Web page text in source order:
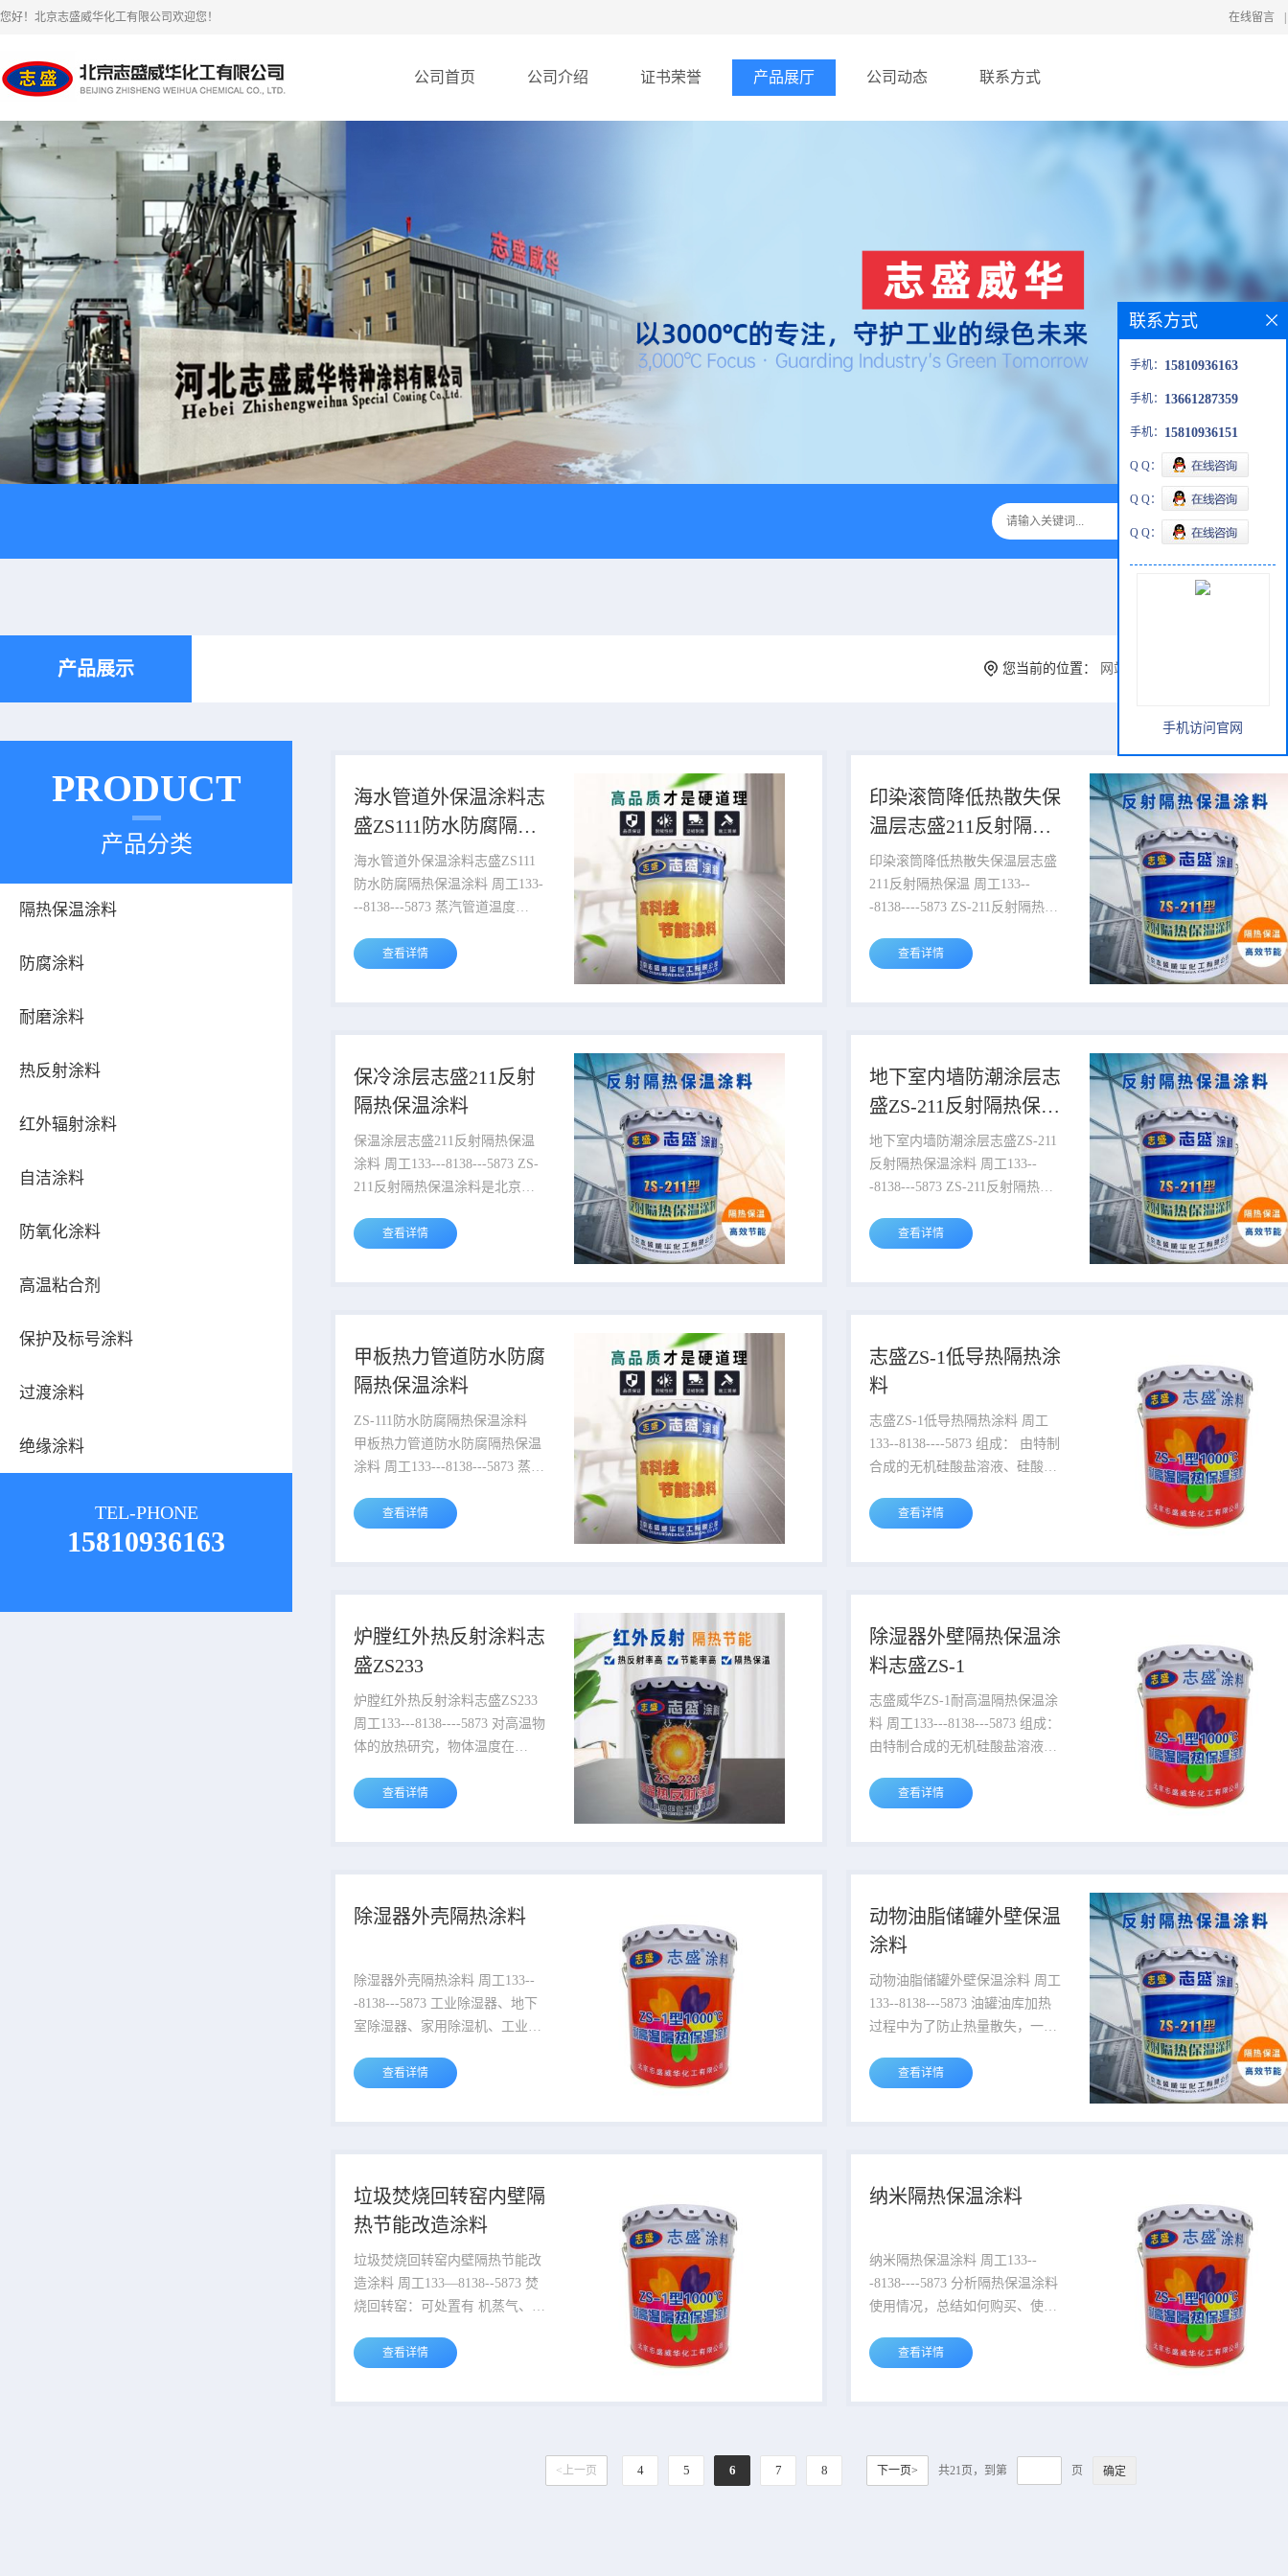
您好！北京志盛威华化工有限公司欢迎您！ 在线留言
公司首页 公司介绍 证书荣誉 产品展厅 公司动态 联系方式
产品展示 您当前的位置： 网站首页
PRODUCT
产品分类
隔热保温涂料
防腐涂料
耐磨涂料
热反射涂料
红外辐射涂料
自洁涂料
防氧化涂料
高温粘合剂
保护及标号涂料
过渡涂料
绝缘涂料
TEL-PHONE
15810936163
海水管道外保温涂料志
盛ZS111防水防腐隔热
保温涂料
海水管道外保温涂料志盛ZS111
防水防腐隔热保温涂料 周工133-
--8138---5873 蒸汽管道温度
0.7MPa，温度160℃，过热蒸
压力0.7MP,为了节约能源，提高
烫，一般蒸汽管道设备、管道，
件、阀门等统称为管道）必须保
温处理。志盛威华隔热保温涂料
*指出，高温蒸汽散热快，需要
很好...
查看详情
印染滚筒降低热散失保
温层志盛211反射隔热
保温
印染滚筒降低热散失保温层志盛
211反射隔热保温 周工133--
-8138----5873 ZS-211反射隔热保
公司研发生产的节能隔热保温涂
品为单组分改性无机水性涂料，
固化后比重只有0.46g/ml，具有
防霉、防火防腐、绝缘于一体的
节能反射隔热保温涂料。 ...
查看详情
保冷涂层志盛211反射
隔热保温涂料
保温涂层志盛211反射隔热保温
涂料 周工133---8138---5873 ZS-
211反射隔热保温涂料是北京志
节能隔热保温涂料，是阻止热传
无机水性涂料，耐温150℃，骨
0.46g/ml，具有薄层节能、隔热
腐、绝缘于一体的节能反射隔热
保温涂料。 ...
查看详情
地下室内墙防潮涂层志
盛ZS-211反射隔热保温
涂料
地下室内墙防潮涂层志盛ZS-211
反射隔热保温涂料 周工133--
-8138---5873 ZS-211反射隔热保
公司研发生产的节能隔热保温涂
品为单组分改性无机水性涂料，
固化后比重只有0.46g/ml，具有
防霉、防火防腐、绝缘于一体的
节能反射隔热保温涂料。 ...
查看详情
甲板热力管道防水防腐
隔热保温涂料
ZS-111防水防腐隔热保温涂料
甲板热力管道防水防腐隔热保温
涂料 周工133---8138---5873 蒸汽
气压0.7MPa，温度160℃，过热
240℃，压力0.7MP,为了节约能
境，防止烫，一般蒸汽管道设
对管道、管件、阀门等统称为管
道）必须保温处理。志盛威华隔
热保温涂料工程师周工...
查看详情
志盛ZS-1低导热隔热涂
料
志盛ZS-1低导热隔热涂料 周工
133--8138----5873 组成： 由特制
合成的无机硅酸盐溶液、硅酸铝
瓷微珠加工而成。水性环保。 机
暖水瓶保温隔热机理，涂料中加
流，空心陶瓷微珠排列紧密彼此
免了热对流的产生。相对较低导
热系数...
查看详情
炉膛红外热反射涂料志
盛ZS233
炉膛红外热反射涂料志盛ZS233
周工133---8138----5873 对高温物
体的放热研究，物体温度在
导、对流传热为主，同时产生
体温度在800℃以上热交换则以
生三种红外线的波段为，近红外
查看详情
除湿器外壁隔热保温涂
料志盛ZS-1
志盛威华ZS-1耐高温隔热保温涂
料 周工133---8138---5873 组成：
由特制合成的无机硅酸盐溶液、
空心陶瓷微珠加工而成。水性环
于打造了暖水瓶保温隔热机理，
产生热对流，空心陶瓷微珠排列
层，也避免了热对流的产生。相
对较低导...
查看详情
除湿器外壳隔热涂料
除湿器外壳隔热涂料 周工133--
-8138---5873 工业除湿器、地下
室除湿器、家用除湿机、工业除
湿机、高温烘干机、工业加湿
防爆除湿机等外壁降低热散失、
酸铝纤维、热反射物质和精选空
保。 机理： 涂层整体构造相当
于打造了暖...
查看详情
动物油脂储罐外壁保温
涂料
动物油脂储罐外壁保温涂料 周工
133--8138---5873 油罐油库加热
过程中为了防止热量散失，一般
特别是冬天的油罐油库保温隔热
材料温度过低或是冷凝后就没有
热就成为油罐油库热量损耗节能
查看详情
垃圾焚烧回转窑内壁隔
热节能改造涂料
垃圾焚烧回转窑内壁隔热节能改
造涂料 周工133—8138--5873 焚
烧回转窑：可处置有 机蒸气、高
物、粒状均匀废物、非均匀的松
分的有 机废物、未经处理的粗大
查看详情
纳米隔热保温涂料
纳米隔热保温涂料 周工133--
-8138----5873 分析隔热保温涂料
使用情况，总结如何购买、使用
体的隔热保温材料，涂刷一定厚
因具有隔热保温效果好，施工方
何选购纳米，纳米时要注意以下
要点： 1、纳米隔热保温涂料耐
查看详情
<上一页 4 5 6 7 8 下一页> 共21页，到第 页
联系方式
手机： 15810936163
手机： 13661287359
手机： 15810936151
Q Q：
Q Q：
Q Q：
手机访问官网